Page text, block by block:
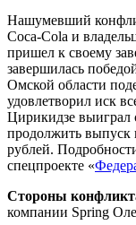
Нашумевший
Coca-Cola и
пришел к своему
завершилась
Омской области
удовлетворил иск
Цирикидзе выиграл
продолжить выпуск
рублей.
спецпроекте «
Стороны
компании Spring